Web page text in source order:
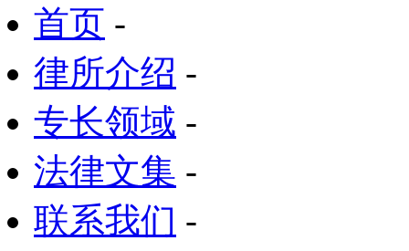
首页 -
律所介绍 -
专长领域 -
法律文集 -
联系我们 -